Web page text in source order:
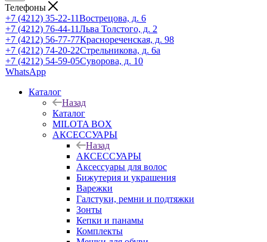
Телефоны
+7 (4212) 35-22-11Вострецова, д. 6
+7 (4212) 76-44-11Льва Толстого, д. 2
+7 (4212) 56-77-77Краснореченская, д. 98
+7 (4212) 74-20-22Стрельникова, д. 6а
+7 (4212) 54-59-05Суворова, д. 10
WhatsApp
Каталог
Назад
Каталог
MILOTA BOX
АКСЕССУАРЫ
Назад
АКСЕССУАРЫ
Аксессуары для волос
Бижутерия и украшения
Варежки
Галстуки, ремни и подтяжки
Зонты
Кепки и панамы
Комплекты